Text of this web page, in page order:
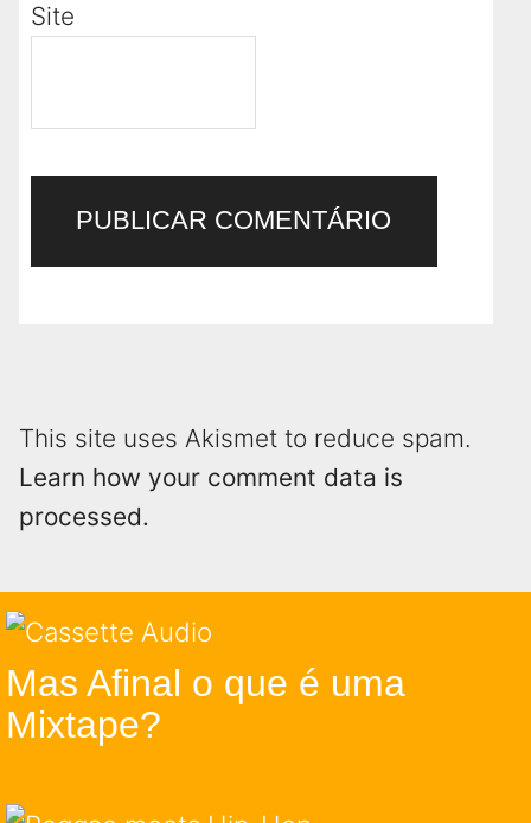
Site
This site uses Akismet to reduce spam.
Learn how your comment data is
processed.
Mas Afinal o que é uma
Mixtape?